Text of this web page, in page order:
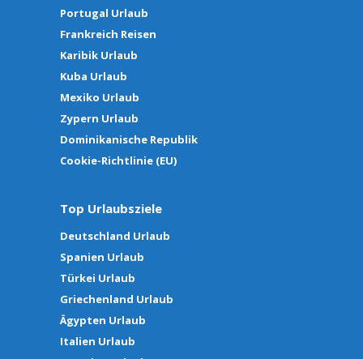
Portugal Urlaub
Frankreich Reisen
Karibik Urlaub
Kuba Urlaub
Mexiko Urlaub
Zypern Urlaub
Dominikanische Republik
Cookie-Richtlinie (EU)
Top Urlaubsziele
Deutschland Urlaub
Spanien Urlaub
Türkei Urlaub
Griechenland Urlaub
Ägypten Urlaub
Italien Urlaub